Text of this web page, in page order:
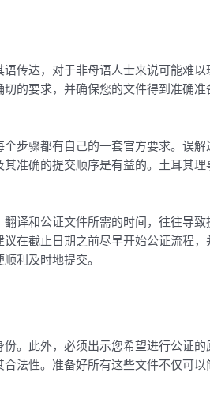
传达，对于非母语人士来说可能难
的要求，并确保您的文件得到准确
步骤都有自己的一套官方要求。误
准确的提交顺序是有益的。土耳其理
译和公证文件所需的时间，往往导
在截止日期之前尽早开始公证流程
利及时地提交。
。此外，必须出示您希望进行公证
法性。准备好所有这些文件不仅可以